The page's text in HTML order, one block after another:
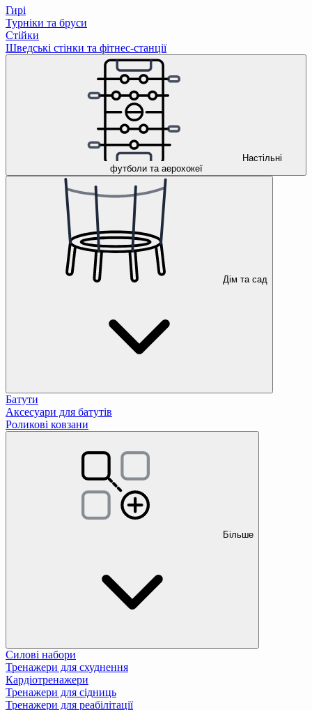
Гирі
Турніки та бруси
Стійки
Шведські стінки та фітнес-станції
Настільні
футболи та аерохокеї
Дім та сад
Батути
Аксесуари для батутів
Роликові ковзани
Більше
Силові набори
Тренажери для схуднення
Кардіотренажери
Тренажери для сідниць
Тренажери для реабілітації